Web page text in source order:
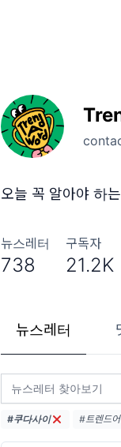
오늘 꼭 알아야 하
뉴스레터
738
구독자
21.2K
뉴스레터
#쿠다사이 #트렌드